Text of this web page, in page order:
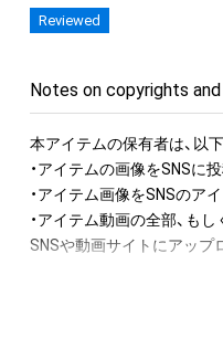
Reviewed
Notes on copyrights
本アイテムの保有者は、以
・アイテムの画像をSNSに
・アイテム画像をSNSのア
・アイテム動画の全部、も
SNSや動画サイトにアップ
・本アイテムに関する創作